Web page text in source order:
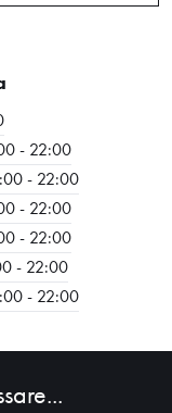
- 22:00
- 22:00
- 22:00
- 22:00
- 22:00
- 22:00